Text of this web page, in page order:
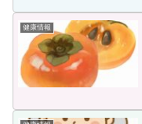
健康情報